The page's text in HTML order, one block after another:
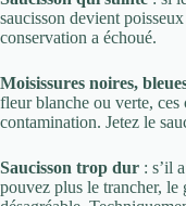
saucisson devient
conservation a échoué.
Moisissures noires,
fleur blanche ou verte,
contamination. Jetez le
Saucisson trop dur : s’il
pouvez plus le trancher, le